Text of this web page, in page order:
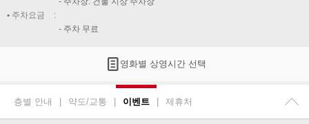
주차요금
주차 무료
영화별 상영시간 선택
층별 안내 약도/교통 이벤트 제휴처